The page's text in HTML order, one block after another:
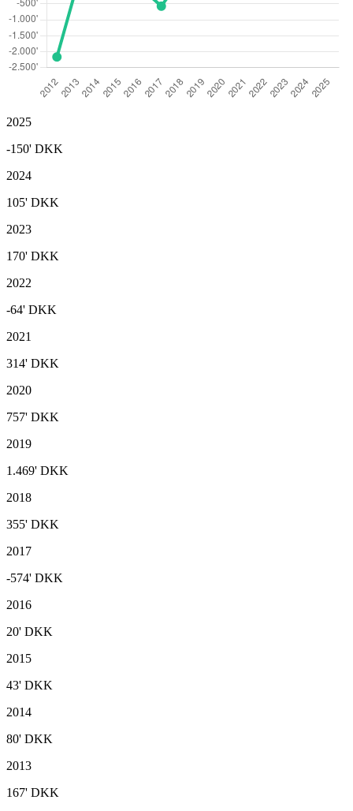
2025
-150' DKK
2024
105' DKK
2023
170' DKK
2022
-64' DKK
2021
314' DKK
2020
757' DKK
2019
1.469' DKK
2018
355' DKK
2017
-574' DKK
2016
20' DKK
2015
43' DKK
2014
80' DKK
2013
167' DKK